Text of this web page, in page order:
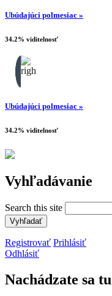
Ubúdajúci polmesiac »
34.2% viditelnosť
Ubúdajúci polmesiac »
34.2% viditelnosť
Vyhľadávanie
Search this site
Registrovať Prihlásiť
Odhlásiť
Nachádzate sa tu